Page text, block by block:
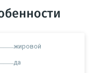
жировой
да